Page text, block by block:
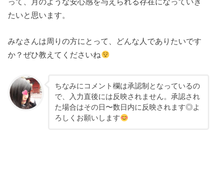
たいと思います。
みなさんは周りの方にとって、どんな人でありたいです
か？ぜひ教えてくださいね
ちなみにコメント欄は承認制となっているの
で、入力直後には反映されません。承認され
た場合はその日〜数日内に反映されます◎よ
ろしくお願いします